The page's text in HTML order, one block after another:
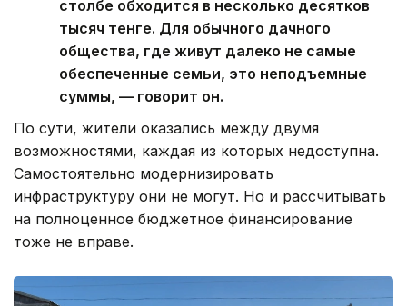
столбе обходится в несколько десятков
тысяч тенге. Для обычного дачного
общества, где живут далеко не самые
обеспеченные семьи, это неподъемные
суммы, — говорит он.
По сути, жители оказались между двумя
возможностями, каждая из которых недоступна.
Самостоятельно модернизировать
инфраструктуру они не могут. Но и рассчитывать
на полноценное бюджетное финансирование
тоже не вправе.